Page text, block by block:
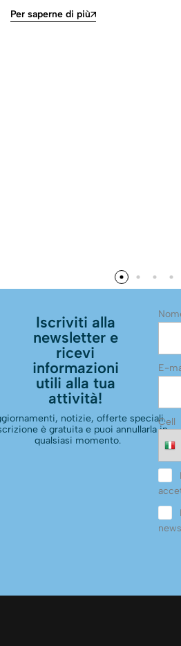
Per saperne di più
Iscriviti alla
newsletter e
ricevi
informazioni
utili alla tua
attività!
notizie, offerte speciali.
è gratuita e puoi annullarla in
qualsiasi momento.
E-
Cell